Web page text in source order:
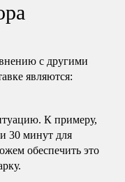
с другими
являются:
К примеру,
30 минут для
обеспечить это